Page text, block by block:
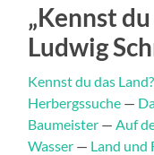
„Kennst
Ludwig
Kennst du das Land?
Herbergssuche —
Baumeister — Auf
Wasser — Land und